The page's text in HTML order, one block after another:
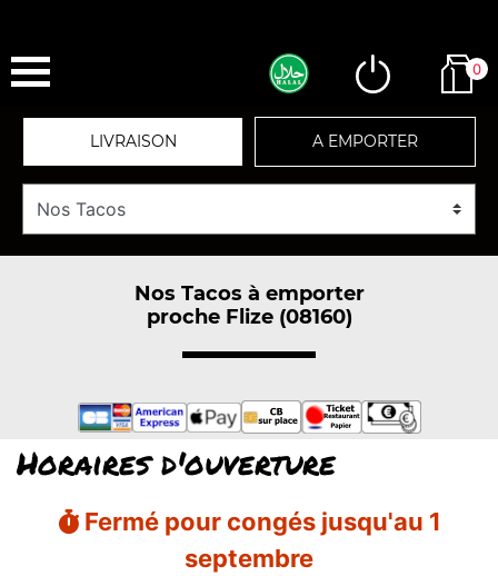
0
LIVRAISON A EMPORTER
Nos Tacos à emporter
proche Flize (08160)
Horaires d'ouverture
Fermé pour congés jusqu'au 1
septembre